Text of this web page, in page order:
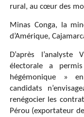
rural, au cœur des
Minas Conga, la
d’Amérique,
D’après
électorale a
hégémonique »
candidats
renégocier les
Pérou (exportateur